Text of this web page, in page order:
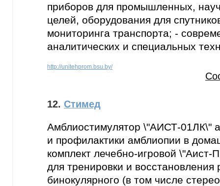
приборов для промышленных,
целей, оборудования для
мониторинга транспорта; -
аналитических и специальных
http://unitehprom.bsu.by/
12. Стимед
Амблиостимулятор \"АИСТ-01ЛК\"
и профилактики амблиопии в
комплект лечебно-игровой \"Аист-
для тренировки и восстановления
бинокулярного (в том числе